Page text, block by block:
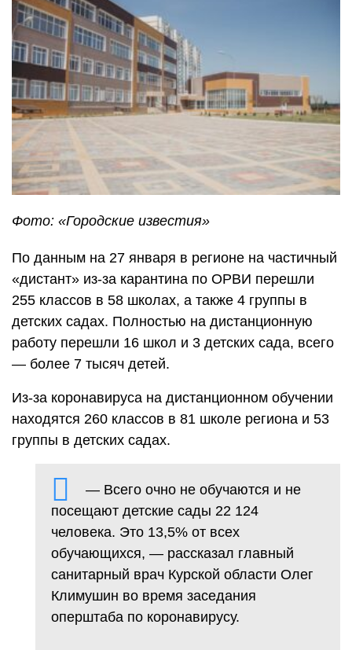
Фото: «Городские известия»
По данным на 27 января в регионе на частичный
«дистант» из-за карантина по ОРВИ перешли
255 классов в 58 школах, а также 4 группы в
детских садах. Полностью на дистанционную
работу перешли 16 школ и 3 детских сада, всего
— более 7 тысяч детей.
Из-за коронавируса на дистанционном обучении
находятся 260 классов в 81 школе региона и 53
группы в детских садах.
— Всего очно не обучаются и не
посещают детские сады 22 124
человека. Это 13,5% от всех
обучающихся, — рассказал главный
санитарный врач Курской области Олег
Климушин во время заседания
оперштаба по коронавирусу.